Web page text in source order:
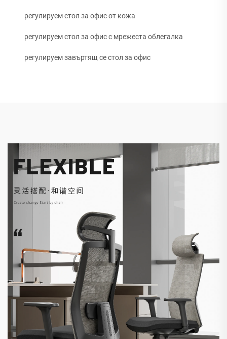
регулируем стол за офис от кожа
регулируем стол за офис с мрежеста облегалка
регулируем завъртящ се стол за офис